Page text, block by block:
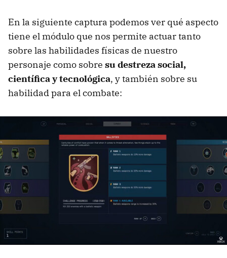
En la siguiente captura podemos ver qué aspecto
tiene el módulo que nos permite actuar tanto
sobre las habilidades físicas de nuestro
personaje como sobre su destreza social,
científica y tecnológica, y también sobre su
habilidad para el combate: